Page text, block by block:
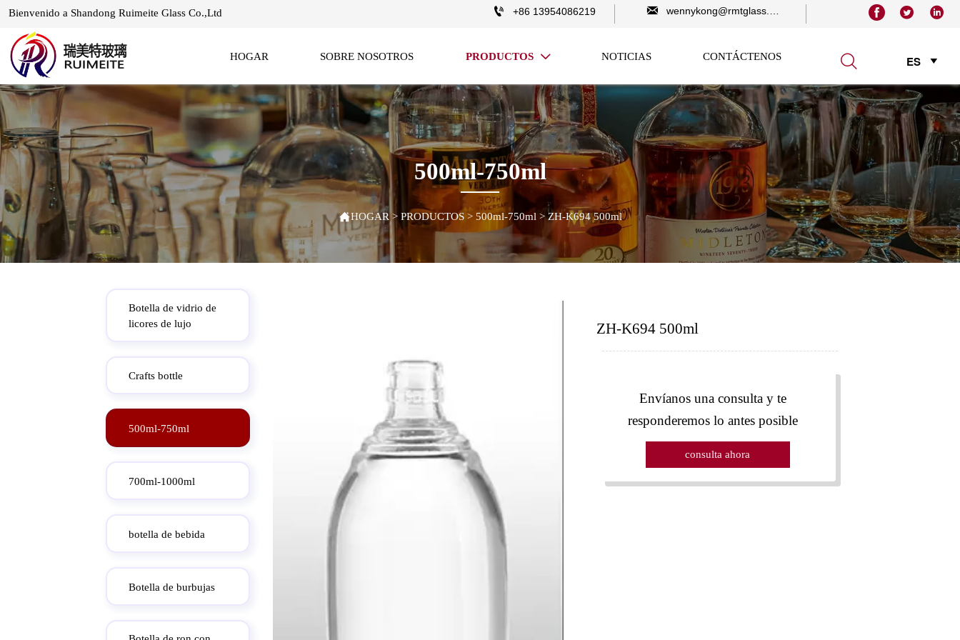
Bienvenido a Shandong Ruimeite Glass Co.,Ltd  +86 13954086219  wennykong@rmtglass.com   
HOGAR SOBRE NOSOTROS PRODUCTOS  NOTICIAS CONTÁCTENOS  ES 
500ml-750ml
HOGAR>PRODUCTOS >500ml-750ml >ZH-K694 500ml
Botella de vidrio de
licores de lujo
Crafts bottle
500ml-750ml
700ml-1000ml
botella de bebida
Botella de burbujas
ZH-K694 500ml
Envíanos una consulta y te
responderemos lo antes posible
consulta ahora